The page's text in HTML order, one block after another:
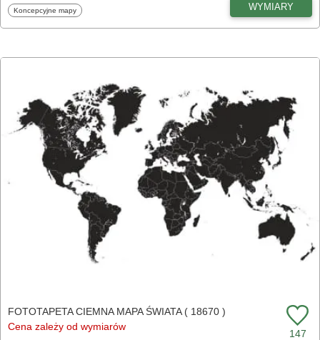
Fototapety
Koncepcyjne mapy WYMIARY
FOTOTAPETA CIEMNA MAPA ŚWIATA ( 18670 )
Cena zależy od wymiarów
147